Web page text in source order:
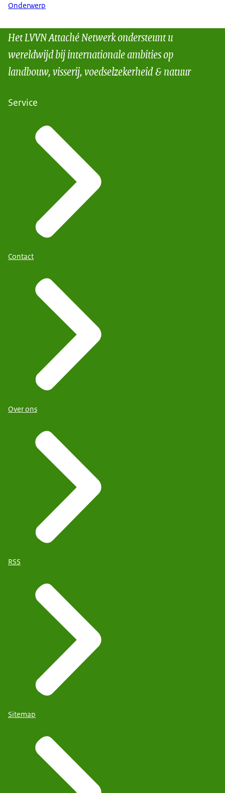
Onderwerp
Het LVVN Attaché Netwerk ondersteunt u
wereldwijd bij internationale ambities op
landbouw, visserij, voedselzekerheid & natuur
Service
Contact
Over ons
RSS
Sitemap